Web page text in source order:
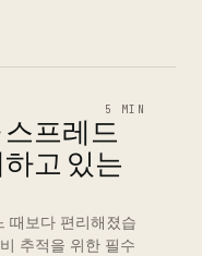
5 MIN
스프레드
고 있는
때보다 편리해졌습
추적을 위한 필수